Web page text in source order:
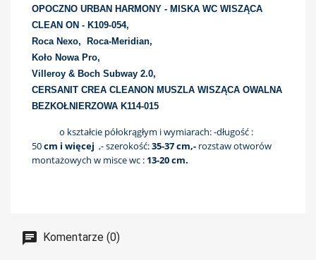
OPOCZNO URBAN HARMONY - MISKA WC WISZĄCA
CLEAN ON - K109-054,
Roca Nexo,
Roca-Meridian,
Koło Nowa Pro,
Villeroy & Boch Subway 2.0,
CERSANIT CREA CLEANON MUSZLA WISZĄCA OWALNA
BEZKOŁNIERZOWA K114-015
o kształcie półokrągłym i wymiarach:-długość :
50cm i więcej ,- szerokość:35-37 cm,- rozstaw otworów
montażowych w misce wc : 13-20 cm.
Komentarze (0)